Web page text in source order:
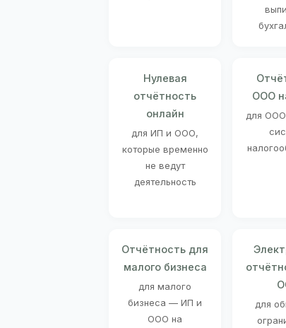
Нулевая
отчётность
онлайн
для ИП и ООО,
которые временно
не ведут
деятельность
ООО
для
Отчётность для
малого бизнеса
для малого
бизнеса — ИП и
ООО на
для